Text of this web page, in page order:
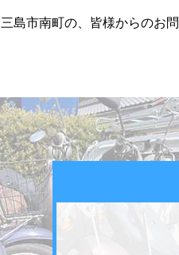
三島市南町の、皆様からのお